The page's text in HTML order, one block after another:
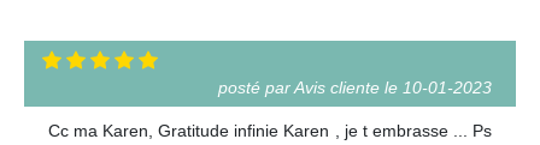
posté par Avis cliente le 10-01-2023
Cc ma Karen, Gratitude infinie Karen , je t embrasse ... Ps